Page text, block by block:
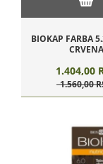
BIOKAP FARBA
CRVENA
1.404,00
1.560,00